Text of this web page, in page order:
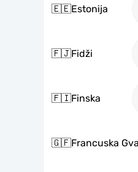
🇪🇪Estonija
🇫🇯Fidži
🇫🇮Finska
🇬🇫Francuska